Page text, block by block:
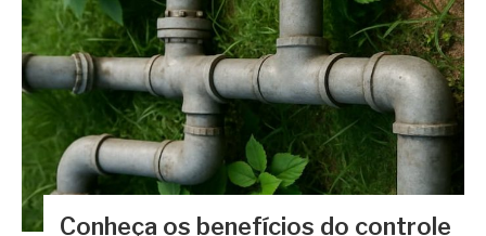
Conheça os benefícios do controle